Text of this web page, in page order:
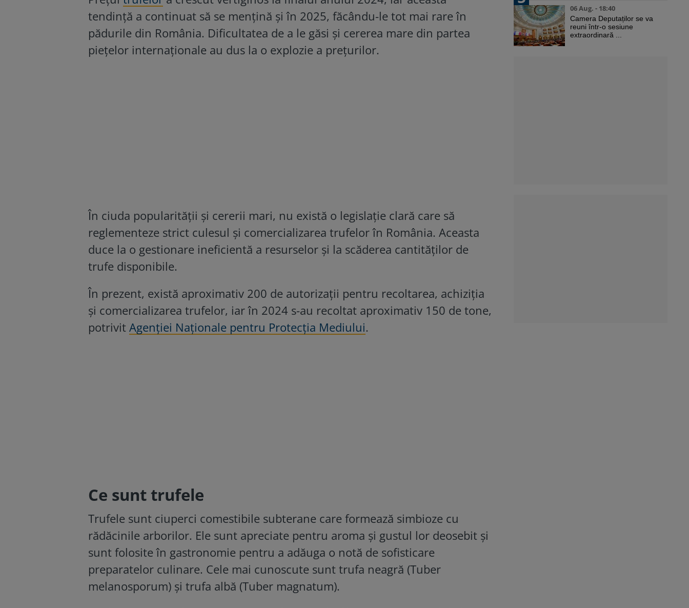
tendință a continuat să se mențină și în 2025, făcându-le tot mai rare în
pădurile din România. Dificultatea de a le găsi și cererea mare din partea
piețelor internaționale au dus la o explozie a prețurilor.
În ciuda popularității și cererii mari, nu există o legislație clară care să
reglementeze strict culesul și comercializarea trufelor în România. Aceasta
duce la o gestionare ineficientă a resurselor și la scăderea cantităților de
trufe disponibile.
În prezent, există aproximativ 200 de autorizații pentru recoltarea, achiziția
și comercializarea trufelor, iar în 2024 s-au recoltat aproximativ 150 de tone,
potrivit Agenției Naționale pentru Protecția Mediului.
Ce sunt trufele
Trufele sunt ciuperci comestibile subterane care formează simbioze cu
rădăcinile arborilor. Ele sunt apreciate pentru aroma și gustul lor deosebit și
sunt folosite în gastronomie pentru a adăuga o notă de sofisticare
preparatelor culinare. Cele mai cunoscute sunt trufa neagră (Tuber
melanosporum) și trufa albă (Tuber magnatum).
06 Aug. - 18:40
Camera Deputaților se va
reuni într-o sesiune
extraordinară ...